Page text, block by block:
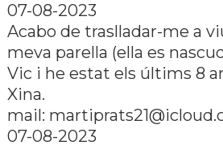
07-08-2023
Acabo de traslladar-me a
meva parella (ella es
Vic i he estat els últims 8
Xina.
mail:
07-08-2023